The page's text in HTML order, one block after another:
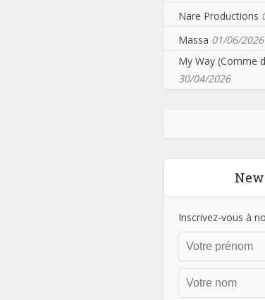
Nare Productions
Massa 01/06/2026
My Way (Comme
30/04/2026
Inscrivez-vous à